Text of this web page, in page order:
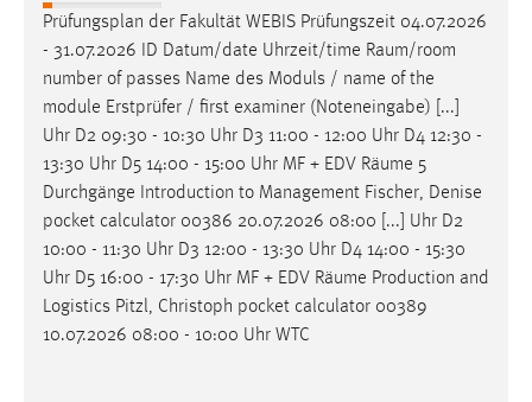
Prüfungsplan der Fakultät WEBIS Prüfungszeit 04.07.2026
- 31.07.2026 ID Datum/date Uhrzeit/time Raum/room
number of passes Name des Moduls / name of the
module Erstprüfer / first examiner (Noteneingabe) [...]
Uhr D2 09:30 - 10:30 Uhr D3 11:00 - 12:00 Uhr D4 12:30 -
13:30 Uhr D5 14:00 - 15:00 Uhr MF + EDV Räume 5
Durchgänge Introduction to Management Fischer, Denise
pocket calculator 00386 20.07.2026 08:00 [...] Uhr D2
10:00 - 11:30 Uhr D3 12:00 - 13:30 Uhr D4 14:00 - 15:30
Uhr D5 16:00 - 17:30 Uhr MF + EDV Räume Production and
Logistics Pitzl, Christoph pocket calculator 00389
10.07.2026 08:00 - 10:00 Uhr WTC
MibewSessionID, mibew-chat-frame-style-
Jahre, MIBEW_UserID = 1 Jahr
Login
fe_user, be_user, be_lastLoginProvider
Zweck:
Dieser Cookie ist notwendig um sich an der Website
einloggen zu können.
Cookie Laufzeit: